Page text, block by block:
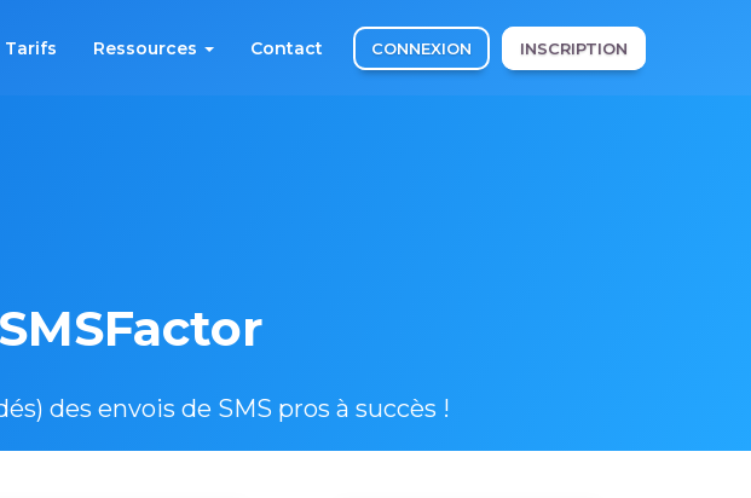
Tarifs Ressources Contact CONNEXION INSCRIPTION
des envois de SMS pros à succès !